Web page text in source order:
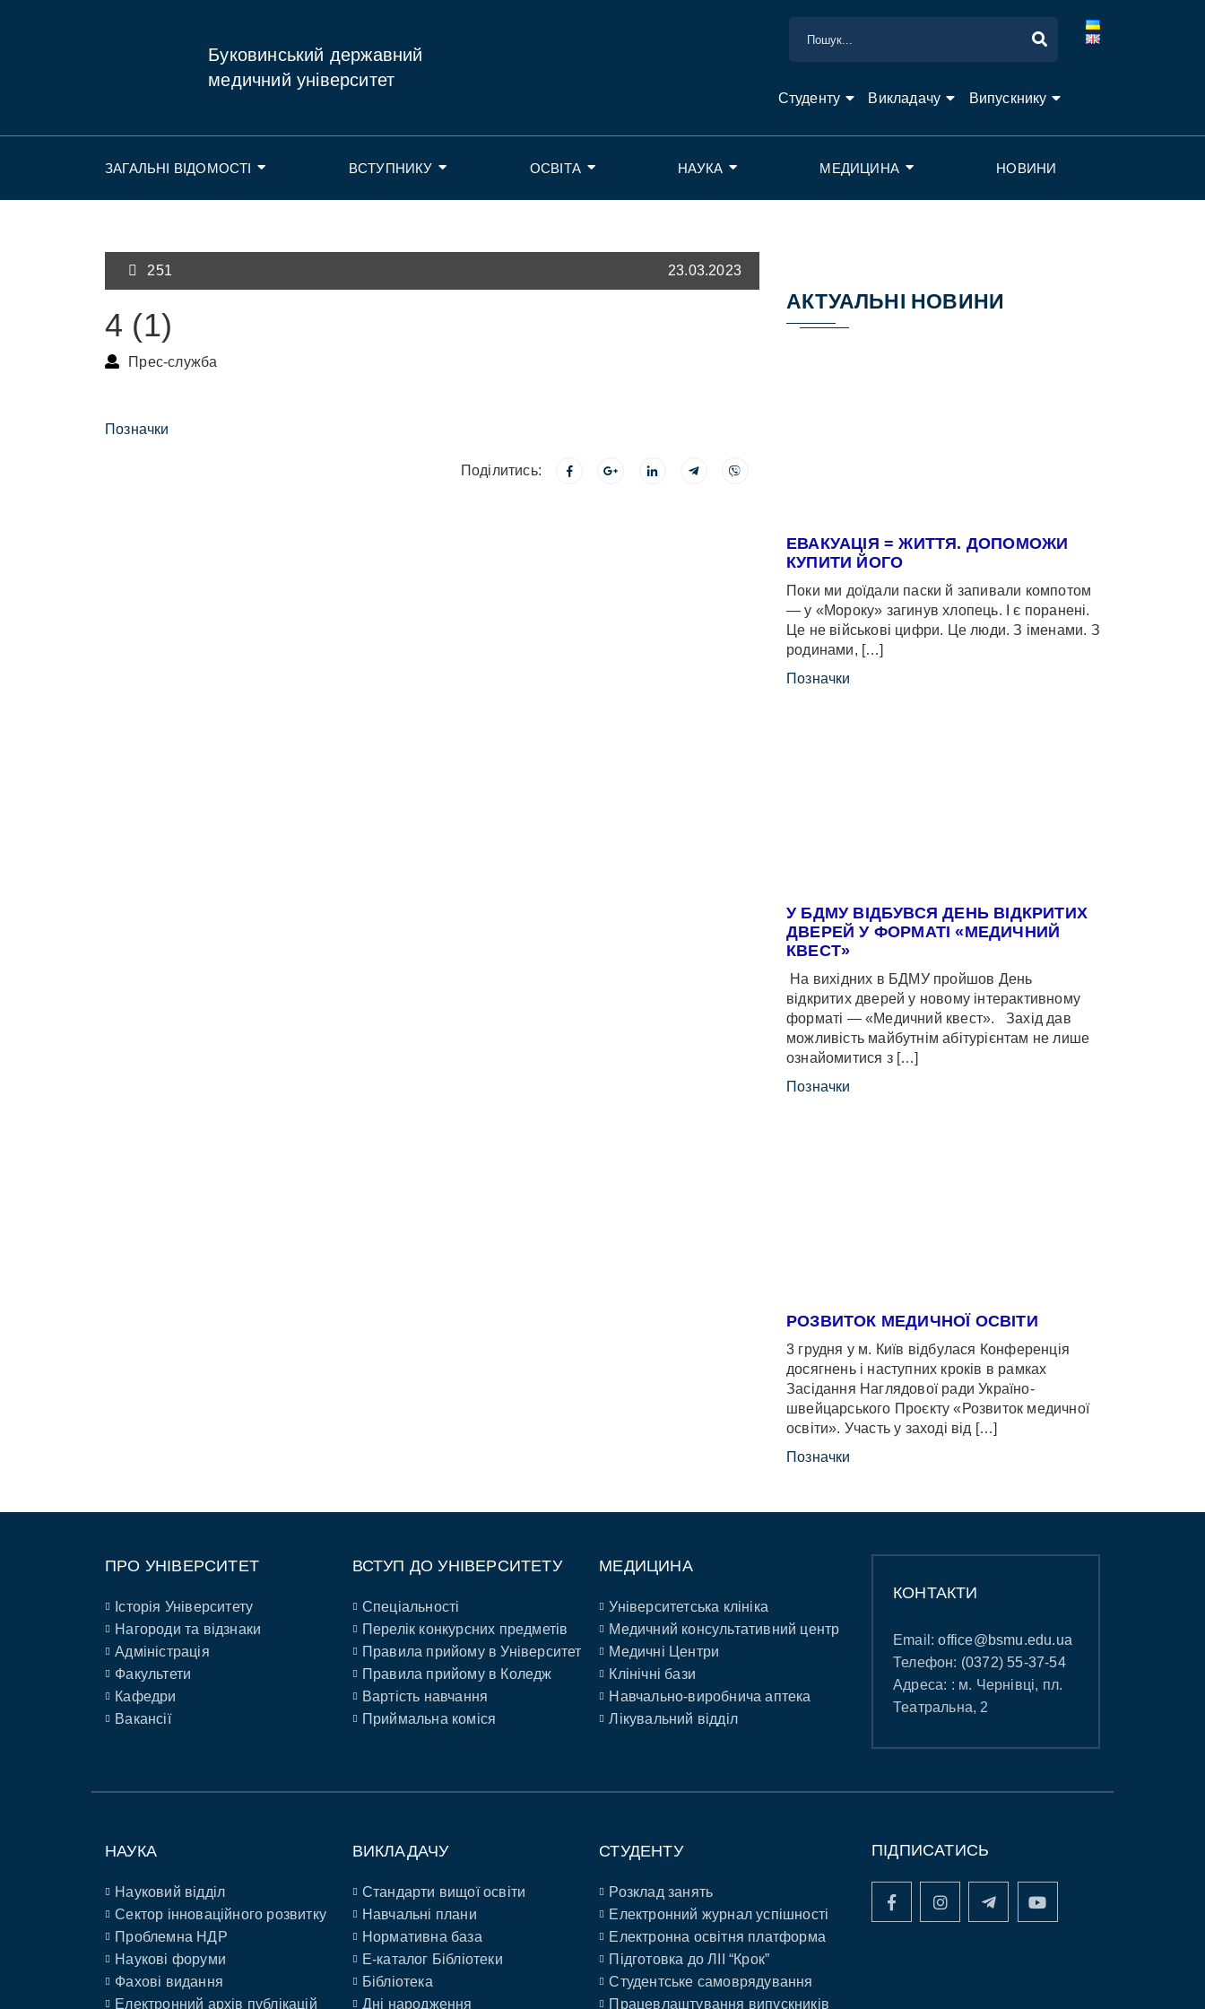
Буковинський державний
медичний університет
Студенту Викладачу Випускнику
ЗАГАЛЬНІ ВІДОМОСТІ ВСТУПНИКУ ОСВІТА НАУКА МЕДИЦИНА НОВИНИ
251 23.03.2023
4 (1)
Прес-служба
Позначки
Поділитись:
АКТУАЛЬНІ НОВИНИ
ЕВАКУАЦІЯ = ЖИТТЯ. ДОПОМОЖИ
КУПИТИ ЙОГО
Поки ми доїдали паски й запивали компотом
— у «Мороку» загинув хлопець. І є поранені.
Це не військові цифри. Це люди. З іменами. З
родинами, […]
Позначки
У БДМУ ВІДБУВСЯ ДЕНЬ ВІДКРИТИХ
ДВЕРЕЙ У ФОРМАТІ «МЕДИЧНИЙ
КВЕСТ»
На вихідних в БДМУ пройшов День
відкритих дверей у новому інтерактивному
форматі — «Медичний квест». Захід дав
можливість майбутнім абітурієнтам не лише
ознайомитися з […]
Позначки
РОЗВИТОК МЕДИЧНОЇ ОСВІТИ
3 грудня у м. Київ відбулася Конференція
досягнень і наступних кроків в рамках
Засідання Наглядової ради Україно-
швейцарського Проєкту «Розвиток медичної
освіти». Участь у заході від […]
Позначки
ПРО УНІВЕРСИТЕТ
Історія Університету
Нагороди та відзнаки
Адміністрація
Факультети
Кафедри
Вакансії
ВСТУП ДО УНІВЕРСИТЕТУ
Спеціальності
Перелік конкурсних предметів
Правила прийому в Університет
Правила прийому в Коледж
Вартість навчання
Приймальна коміся
МЕДИЦИНА
Університетська клініка
Медичний консультативний центр
Медичні Центри
Клінічні бази
Навчально-виробнича аптека
Лікувальний відділ
КОНТАКТИ
Email:office@bsmu.edu.ua
Телефон: (0372) 55-37-54
Адреса: : м. Чернівці, пл.
Театральна, 2
НАУКА
Науковий відділ
Сектор інноваційного розвитку
Проблемна НДР
Наукові форуми
Фахові видання
Електронний архів публікацій
ВИКЛАДАЧУ
Стандарти вищої освіти
Навчальні плани
Нормативна база
E-каталог Бібліотеки
Бібліотека
Дні народження
СТУДЕНТУ
Розклад занять
Електронний журнал успішності
Електронна освітня платформа
Підготовка до ЛІІ “Крок”
Студентське самоврядування
Працевлаштування випускників
ПІДПИСАТИСЬ